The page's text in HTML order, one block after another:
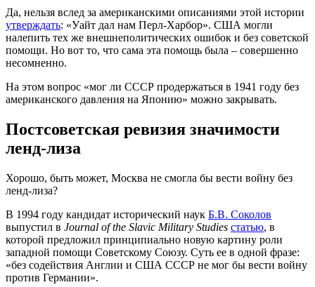
Да, нельзя вслед за американскими описаниями этой истории
утверждать: «Уайт дал нам Перл-Харбор». США могли
налепить тех же внешнеполитических ошибок и без советской
помощи. Но вот то, что сама эта помощь была – совершенно
несомненно.
На этом вопрос «мог ли СССР продержаться в 1941 году без
американского давления на Японию» можно закрывать.
Постсоветская ревизия значимости
ленд-лиза
Хорошо, быть может, Москва не смогла бы вести войну без
ленд-лиза?
В 1994 году кандидат исторический наук Б.В. Соколов
выпустил в Journal of the Slavic Military Studies статью, в
которой предложил принципиально новую картину роли
западной помощи Советскому Союзу. Суть ее в одной фразе:
«без содействия Англии и США СССР не мог бы вести войну
против Германии».